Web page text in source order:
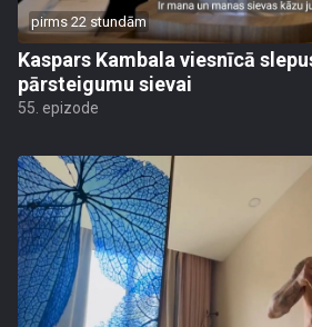
pirms 22 stundām
Kaspars Kambala viesnīcā
pārsteigumu sievai
55. epizode